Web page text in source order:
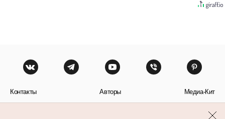
Контакты Авторы Медиа-Кит